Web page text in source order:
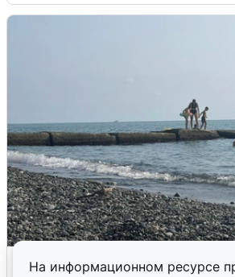
На информационном ресурсе
Сирены в Сочи: новая